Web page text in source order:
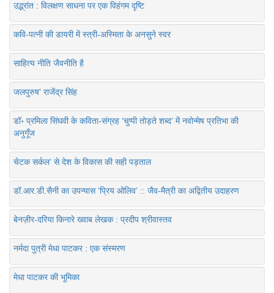
उद्भ्रांत : विलक्षण साधना पर एक विहंगम दृष्टि
कवि-पत्नी की डायरी में स्त्री-अस्मिता के अनसुने स्वर
साहित्य नीति जैवनीति है
जलपुरुष' राजेंद्र सिंह
डॉ॰ प्रमिला सिंघवी के कविता-संग्रह ‘चुप्पी तोड़ते शब्द’ में नवोन्मेष प्रतिभा की
अनुगूँज
चेटक सर्कल’ से देश के विकास की सही पड़ताल
डॉ.आर.डी.सैनी का उपन्यास ‘प्रिय ओलिव’ :: जैव-मैत्री का अद्वितीय उदाहरण
बेनज़ीर-दरिया किनारे ख्वाब लेखक : प्रदीप श्रीवास्तव
नर्मदा पुत्री मेधा पाटकर : एक संस्मरण
मेधा पाटकर की भूमिका